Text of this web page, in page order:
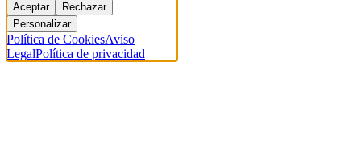
Aceptar
Rechazar
Personalizar
Política de CookiesAviso
LegalPolítica de privacidad